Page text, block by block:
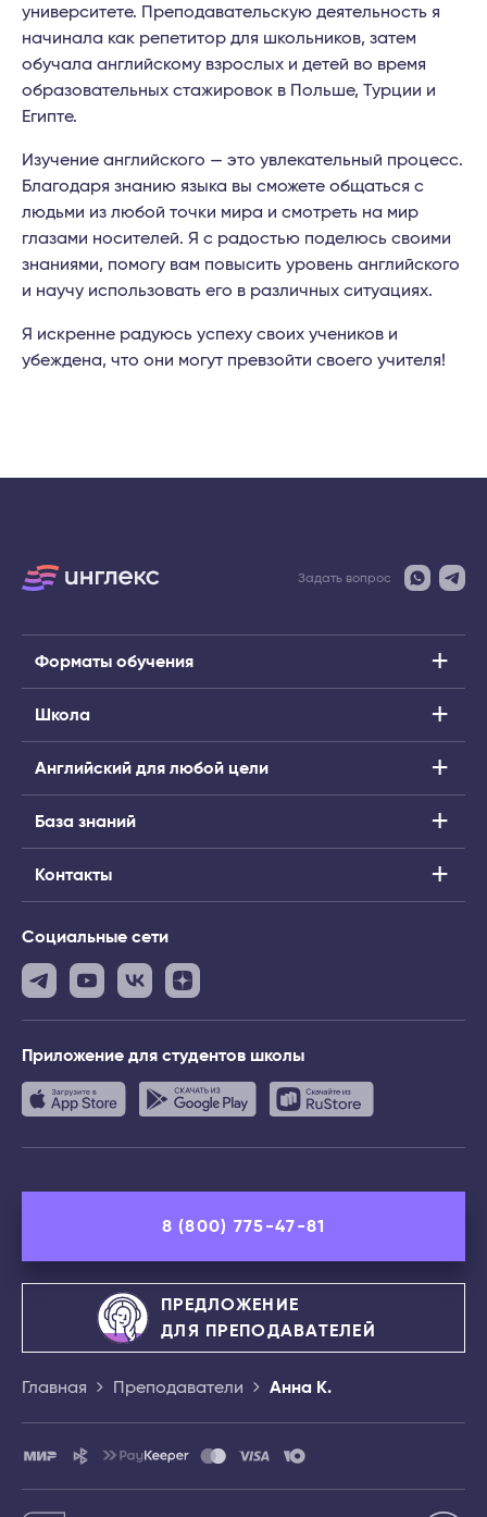
университете. Преподавательскую деятельность я
начинала как репетитор для школьников, затем
обучала английскому взрослых и детей во время
образовательных стажировок в Польше, Турции и
Египте.
Изучение английского — это увлекательный процесс.
Благодаря знанию языка вы сможете общаться с
людьми из любой точки мира и смотреть на мир
глазами носителей. Я с радостью поделюсь своими
знаниями, помогу вам повысить уровень английского
и научу использовать его в различных ситуациях.
Я искренне радуюсь успеху своих учеников и
убеждена, что они могут превзойти своего учителя!
Задать вопрос
Форматы обучения
Школа
Английский для любой цели
База знаний
Контакты
Социальные сети
Приложение для студентов школы
8 (800) 775-47-81
ПРЕДЛОЖЕНИЕ
ДЛЯ ПРЕПОДАВАТЕЛЕЙ
Главная Преподаватели Анна К.